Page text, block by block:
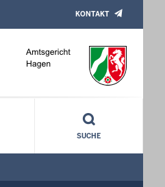
KONTAKT
SUCHE